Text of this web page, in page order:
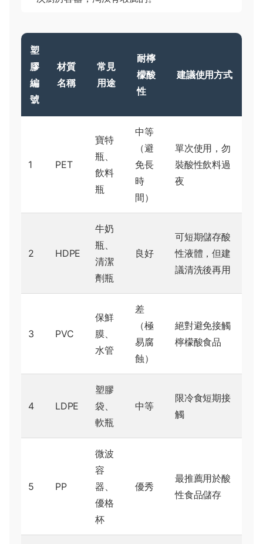
塑
膠
編
號
材質
名稱
常見
用途
耐檸
檬酸
性
建議使用方式
1 PET
寶特
瓶、
飲料
瓶
中等
（避
免長
時
間）
單次使用，勿
裝酸性飲料過
夜
2 HDPE
牛奶
瓶、
清潔
劑瓶
良好
可短期儲存酸
性液體，但建
議清洗後再用
3 PVC
保鮮
膜、
水管
差
（極
易腐
蝕）
絕對避免接觸
檸檬酸食品
4 LDPE
塑膠
袋、
軟瓶
中等
限冷食短期接
觸
5 PP
微波
容
器、
優格
杯
優秀
最推薦用於酸
性食品儲存